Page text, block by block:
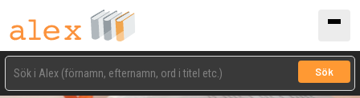
Sök